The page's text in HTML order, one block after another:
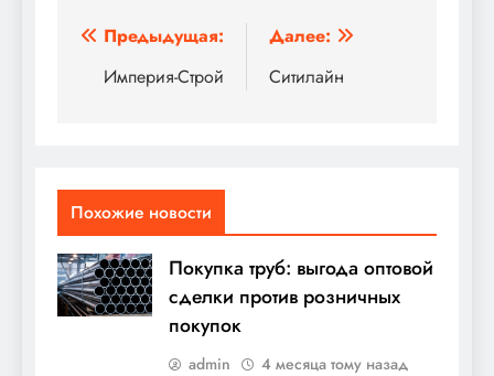
Навигация
по
Предыдущая:
Империя-Строй
Далее:
Ситилайн
Похожие новости
Покупка труб: выгода оптовой
сделки против розничных
покупок
admin 4 месяца тому назад